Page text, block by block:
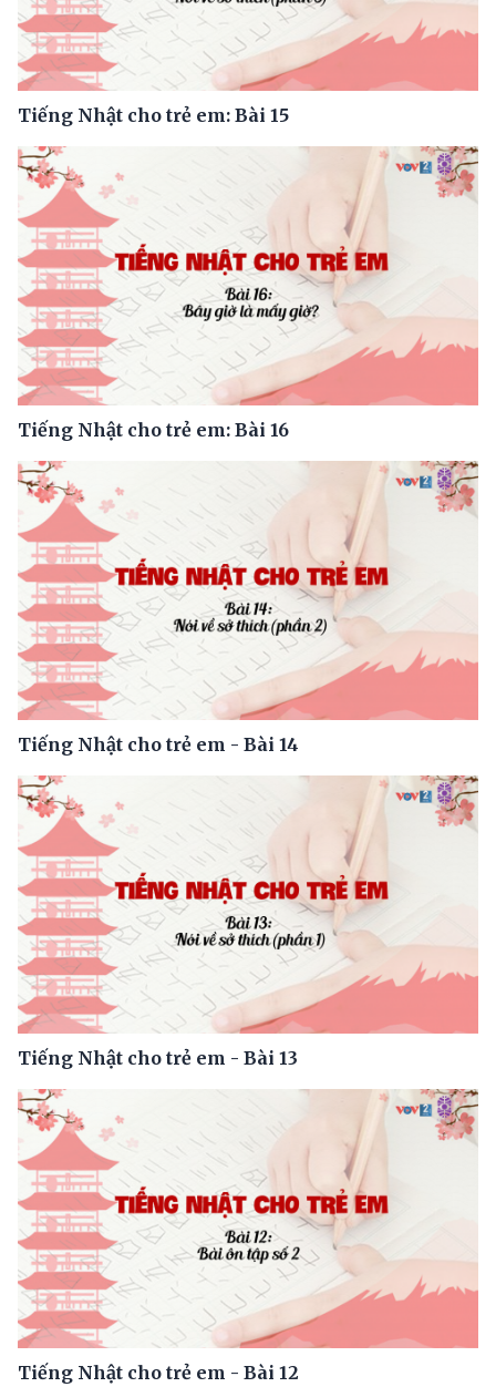
Tiếng Nhật cho trẻ em: Bài 15
Tiếng Nhật cho trẻ em: Bài 16
Tiếng Nhật cho trẻ em - Bài 14
Tiếng Nhật cho trẻ em - Bài 13
Tiếng Nhật cho trẻ em - Bài 12